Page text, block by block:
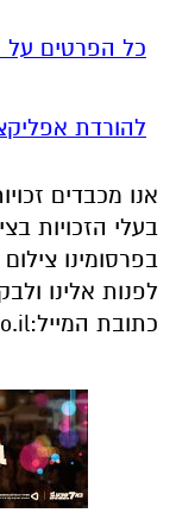
כל הפרטים על
להורדת
אנו מכבדים
בעלי הזכויות
בפרסומינו
לפנות אלינו
כתובת המייל: